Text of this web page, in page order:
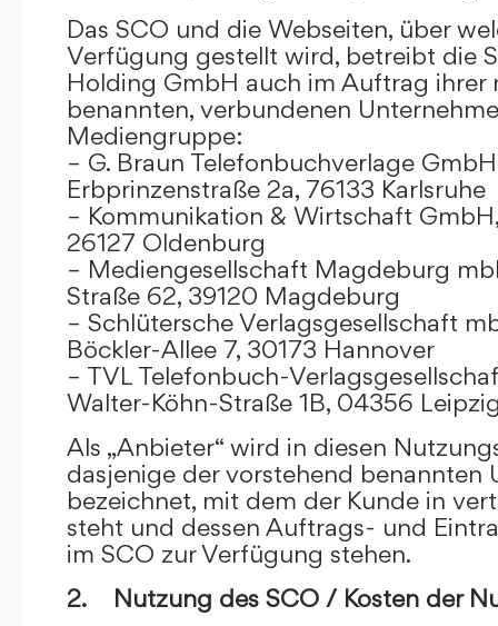
Das SCO und die Webseiten, über
Verfügung gestellt wird, betreibt die
Holding GmbH auch im Auftrag ihrer
benannten, verbundenen
Mediengruppe:
– G. Braun Telefonbuchverlage GmbH
Erbprinzenstraße 2a, 76133 Karlsruhe
– Kommunikation & Wirtschaft
26127 Oldenburg
– Mediengesellschaft Magdeburg
Straße 62, 39120 Magdeburg
– Schlütersche Verlagsgesellschaft
Böckler-Allee 7, 30173 Hannover
– TVL Telefonbuch-
Walter-Köhn-Straße 1B, 04356
Als „Anbieter“ wird in diesen
dasjenige der vorstehend benannten
bezeichnet, mit dem der Kunde in
steht und dessen Auftrags- und
im SCO zur Verfügung stehen.
2. Nutzung des SCO / Kosten der